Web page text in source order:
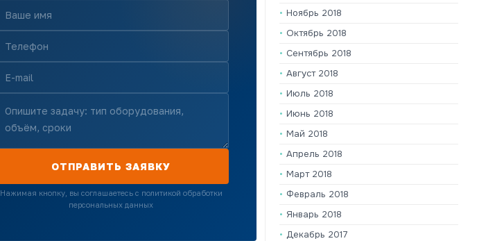
ОТПРАВИТЬ ЗАЯВКУ
Нажимая кнопку, вы соглашаетесь с политикой обработки
персональных данных
Ноябрь 2018
Октябрь 2018
Сентябрь 2018
Август 2018
Июль 2018
Июнь 2018
Май 2018
Апрель 2018
Март 2018
Февраль 2018
Январь 2018
Декабрь 2017